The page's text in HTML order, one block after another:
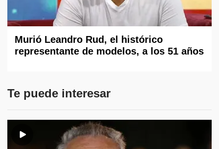
Murió Leandro Rud, el histórico
representante de modelos, a los 51 años
Te puede interesar